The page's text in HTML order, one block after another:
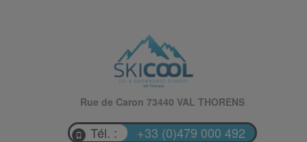
Rue de Caron 73440 VAL THORENS
Tél. : +33 (0)479 000 492